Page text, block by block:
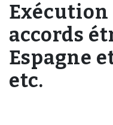
Exécution
accords
Espagne
etc.